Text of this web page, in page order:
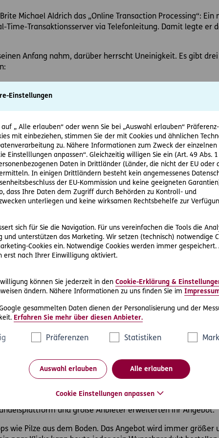
Einstellungen
„ Alle erlauben“ oder wenn Sie bei „Auswahl erlauben“
mit einbeziehen, stimmen Sie der mit Cookies und ähnlichen
zu. Nähere Informationen zum Zweck der einzelnen
Einstelllungen anpassen“. Gleichzeitig willigen Sie ein (Art. 49 Abs. 1
Daten in Drittländer (Länder, die nicht der EU oder
In einigen Drittländern besteht kein angemessenes
der EU-Kommission und keine geeigneten
dass Ihre Daten dem Zugriff durch Behörden zu Kontroll- und
unterliegen und keine wirksamen Rechtsbehelfe zur
sich für Sie die Navigation. Für uns vereinfachen die Tools die
und unterstützen das Marketing. Wir setzen (technisch) notwendige
Cookies ein. Notwendige Cookies werden immer
erst nach Ihrer Einwilligung aktiviert.
können Sie jederzeit in den Cookie-Erklärung &
ändern. Nähere Informationen zu uns finden Sie im
gesammelten Daten dienen der Personalisierung und der
Erfahren Sie mehr über diesen Anbieter.
Präferenzen Statistiken
Auswahl erlauben Alle erlauben
Cookie Einstellungen anpassen
Michael Aldrich das „Online Transaction Processing“: Ein
Time-Transaktionsserver via Telefonleitung. Damit legte er
Anfang nahm, darüber herrscht Uneinigkeit. Es gibt
(UK) sollen in den 70er-Jahren eine Transaktion mit
Technology über den Internetvorgänger Arpanet
haben.
Internets wurde im Rahmen eines Pilotprojektes das TV-
das Teletext-System angeschlossen. So konnte die alte
mittels Knopfdruck auf ihrer Fernbedienung die
erste dokumentierte Verkauf über einen Online-Shop
in einem US-Online-Shop. Bezahlt wurde mittels
und bekannteste Version über die Entstehung des
Geburtstag.
bereits vollständig entwickelt und der Siegeszug
und hat damit nicht nur den größten Online-Shop
der Welt.
wurde 1995 gegründet und betreibt mit über 200
Die US-amerikanische Kleinanzeigen-Website mit
ermöglicht es, Artikel in der eigenen Umgebung zu kaufen
des E-Commerce. Shops, Reiseanbieter, Banken
und große Anbieter erweiterten ihr Angebot.
wie Pilze aus dem Boden. Das Angebot wird immer größer